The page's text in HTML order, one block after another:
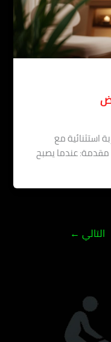
استثنائية مع
كاريزما 🌟 📞 احجز الآن: 0576809243 مقدمة: عندما يصبح
التالي ←